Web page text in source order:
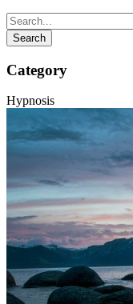
Category
Hypnosis